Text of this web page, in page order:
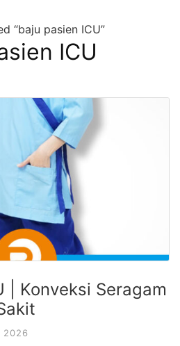
“baju pasien ICU”
ICU
| Konveksi Seragam
2026